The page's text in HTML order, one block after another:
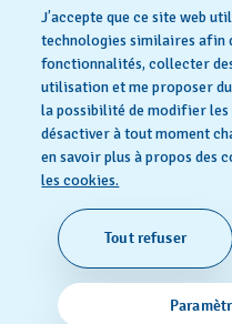
Déclaration
Déclaration
Conditions d'utilisation
SWISS MADE
© 2026 FLIK FLAK, UNE DIVISION DE SWATCH SA.
DROITS RÉSERVÉS: MONTRES SUISSES
J’accepte que ce site web
technologies similaires afin
fonctionnalités, collecter
utilisation et me proposer
la possibilité de modifier
désactiver à tout moment
en savoir plus à propos des
les cookies.
Tout refuser